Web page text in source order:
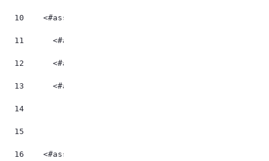
10
<#assign className =
11
<#assign journalArticle =
12
<#assign document =
13
<#assign rootElement =
14
15
16
<#assign xPathSelector =